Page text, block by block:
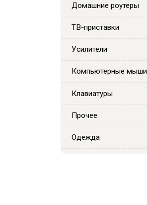
Домашние роутеры
ТВ-приставки
Усилители
Компьютерные мыши
Клавиатуры
Прочее
Одежда